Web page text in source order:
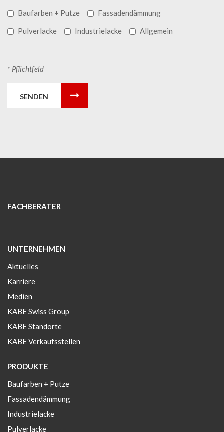
Baufarben + Putze
Fassadendämmung
Pulverlacke
Industrielacke Allgemein
* Pflichtfeld
SENDEN
FACHBERATER
UNTERNEHMEN
Aktuelles
Karriere
Medien
KABE Swiss Group
KABE Standorte
KABE Verkaufsstellen
PRODUKTE
Baufarben + Putze
Fassadendämmung
Industrielacke
Pulverlacke